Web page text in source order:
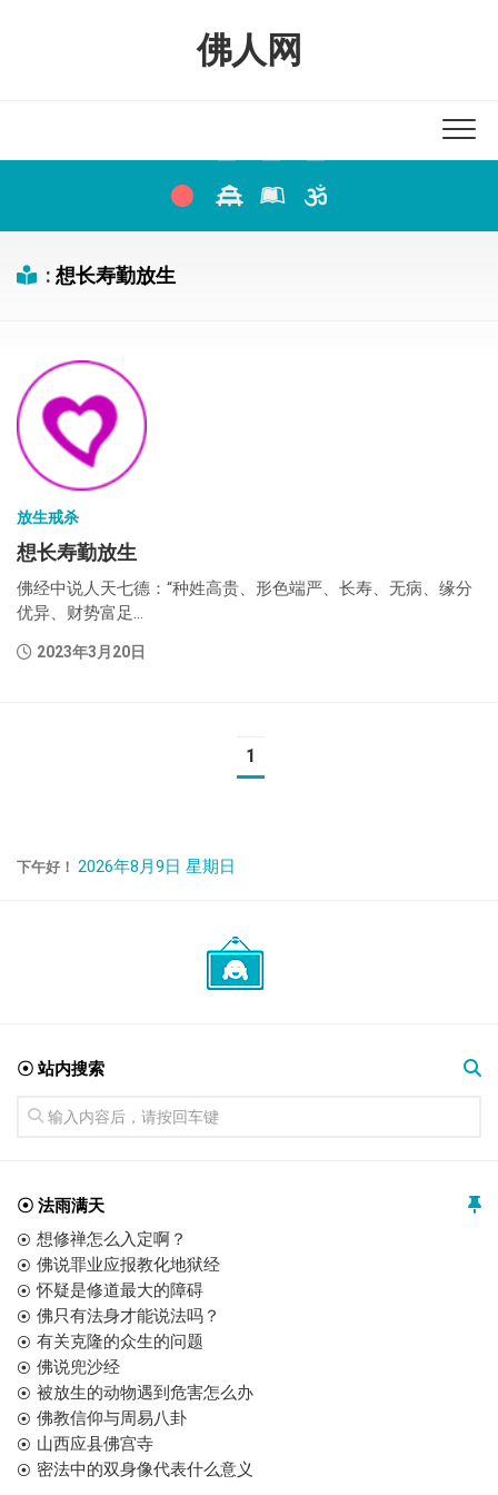
佛人网
: 想长寿勤放生
放生戒杀
想长寿勤放生
佛经中说人天七德：“种姓高贵、形色端严、长寿、无病、缘分
优异、财势富足...
2023年3月20日
1
下午好！ 2026年8月9日 星期日
☉ 站内搜索
☉ 法雨满天
想修禅怎么入定啊？
佛说罪业应报教化地狱经
怀疑是修道最大的障碍
佛只有法身才能说法吗？
有关克隆的众生的问题
佛说兜沙经
被放生的动物遇到危害怎么办
佛教信仰与周易八卦
山西应县佛宫寺
密法中的双身像代表什么意义